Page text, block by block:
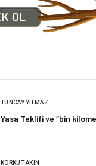
TUNCAY YILMAZ
Yasa Teklifi ve “bin
KORKUT AKIN